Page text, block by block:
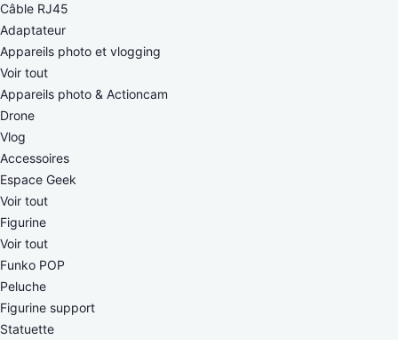
Câble RJ45
Adaptateur
Appareils photo et vlogging
Voir tout
Appareils photo & Actioncam
Drone
Vlog
Accessoires
Espace Geek
Voir tout
Figurine
Voir tout
Funko POP
Peluche
Figurine support
Statuette